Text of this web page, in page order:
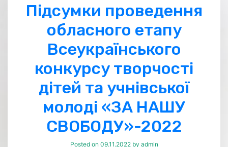
Підсумки проведення
обласного етапу
Всеукраїнського
конкурсу творчості
дітей та учнівської
молоді «ЗА НАШУ
СВОБОДУ»-2022
Posted on 09.11.2022by admin